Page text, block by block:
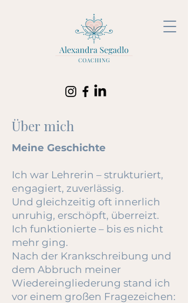
Über mich
Meine Geschichte
Ich war Lehrerin – strukturiert,
engagiert, zuverlässig.
Und gleichzeitig oft innerlich
unruhig, erschöpft, überreizt.
Ich funktionierte – bis es nicht
mehr ging.
Nach der Krankschreibung und
dem Abbruch meiner
Wiedereingliederung stand ich
vor einem großen Fragezeichen: